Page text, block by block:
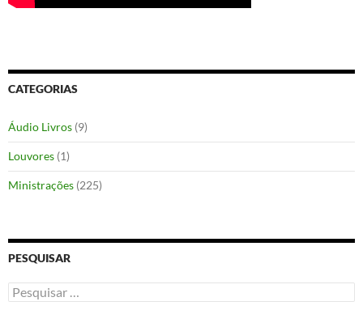
CATEGORIAS
Áudio Livros (9)
Louvores (1)
Ministrações (225)
PESQUISAR
Pesquisar
por: